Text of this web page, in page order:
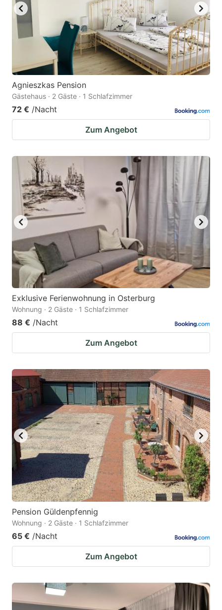
Agnieszkas Pension
Gästehaus · 2 Gäste · 1 Schlafzimmer
72 € /Nacht
Zum Angebot
Exklusive Ferienwohnung in Osterburg
Wohnung · 2 Gäste · 1 Schlafzimmer
88 € /Nacht
Zum Angebot
Pension Güldenpfennig
Wohnung · 2 Gäste · 1 Schlafzimmer
65 € /Nacht
Zum Angebot